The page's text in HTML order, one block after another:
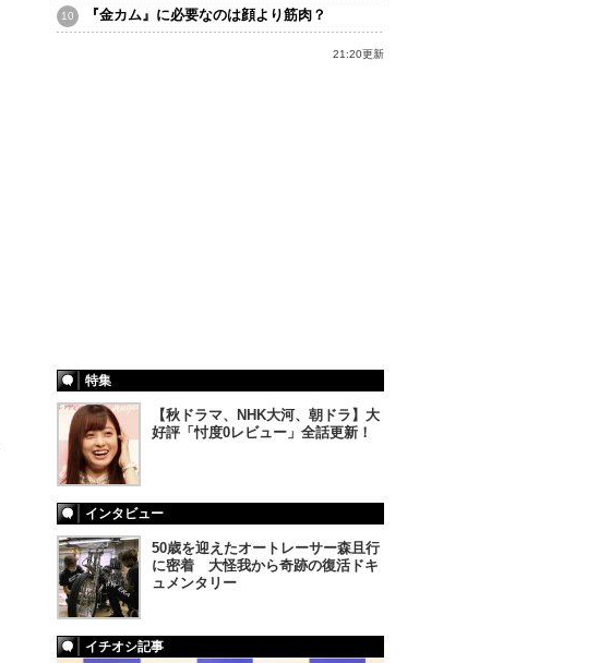
『金カム』に必要なのは顔より筋肉？
21:20更新
特集
【秋ドラマ、NHK大河、朝ドラ】大
好評「忖度0レビュー」全話更新！
インタビュー
50歳を迎えたオートレーサー森且行
に密着 大怪我から奇跡の復活ドキ
ュメンタリー
イチオシ記事